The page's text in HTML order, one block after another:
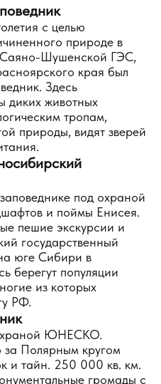
с целью
природе в
Саяно-Шушенской ГЭС,
края был
Здесь
диких животных
тропам,
природы, видят зверей
под охраной
и поймы Енисея.
пешие экскурсии и
государственный
юге Сибири в
берегут популяции
из которых
РФ.
ЮНЕСКО.
за Полярным кругом
и тайн. 250 000 кв. км.
громады с